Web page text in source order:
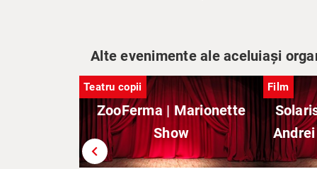
Alte evenimente ale aceluiași
chevron_left
Teatru copii
ZooFerma | Marionette
Show
Film